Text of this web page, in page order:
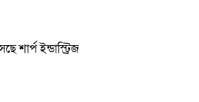
শার্প ইন্ডাস্ট্রিজ